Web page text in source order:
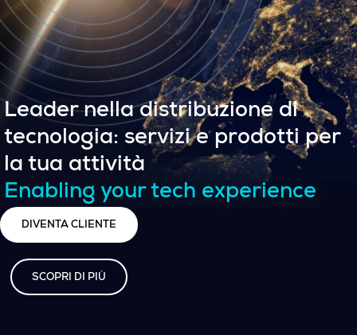
Leader nella distribuzione di
tecnologia: servizi e prodotti per
la tua attività
Enabling your tech experience
DIVENTA CLIENTE
SCOPRI DI PIÙ